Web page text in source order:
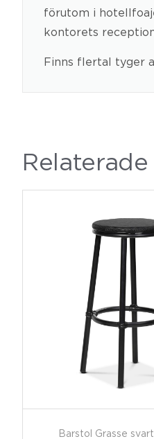
förutom i
kontorets
Finns flertal tyger
Barstol Grasse